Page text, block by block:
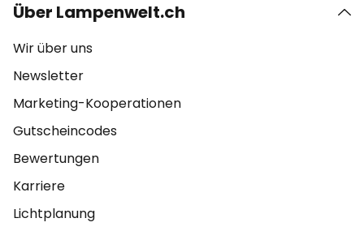
Über Lampenwelt.ch
Wir über uns
Newsletter
Marketing-Kooperationen
Gutscheincodes
Bewertungen
Karriere
Lichtplanung